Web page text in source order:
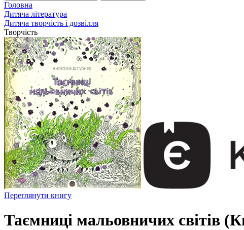
Головна
Дитяча література
Дитяча творчість і дозвілля
Творчість
Переглянути книгу
Таємниці мальовничих світів